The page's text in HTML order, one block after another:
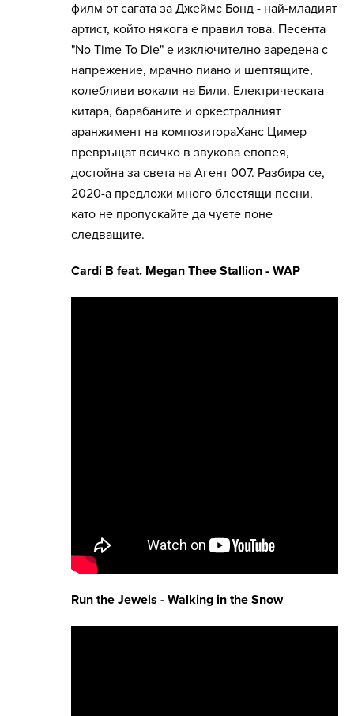
филм от сагата за Джеймс Бонд - най-младият
артист, който някога е правил това. Песента
"No Time To Die" е изключително заредена с
напрежение, мрачно пиано и шептящите,
колебливи вокали на Били. Електрическата
китара, барабаните и оркестралният
аранжимент на композитораХанс Цимер
превръщат всичко в звукова епопея,
достойна за света на Агент 007. Разбира се,
2020-а предложи много блестящи песни,
като не пропускайте да чуете поне
следващите.
Cardi B feat. Megan Thee Stallion - WAP
Run the Jewels - Walking in the Snow